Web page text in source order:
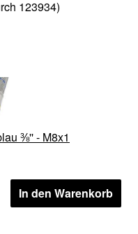
123934)
⅜'' - M8x1
In den Warenkorb